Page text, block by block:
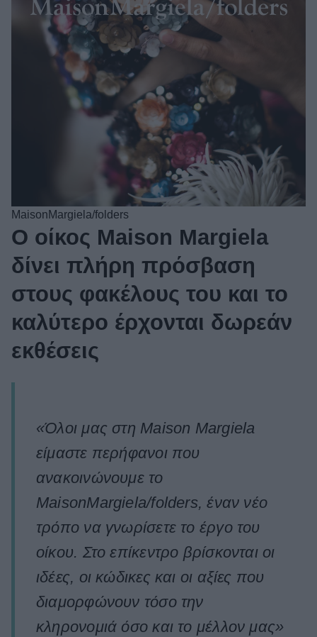
MaisonMargiela/folders
O οίκος Maison Margiela
δίνει πλήρη πρόσβαση
στους φακέλους του και το
καλύτερο έρχονται δωρεάν
εκθέσεις
«Όλοι μας στη Maison Margiela
είμαστε περήφανοι που
ανακοινώνουμε το
MaisonMargiela/folders, έναν νέο
τρόπο να γνωρίσετε το έργο του
οίκου. Στο επίκεντρο βρίσκονται οι
ιδέες, οι κώδικες και οι αξίες που
διαμορφώνουν τόσο την
κληρονομιά όσο και το μέλλον μας»